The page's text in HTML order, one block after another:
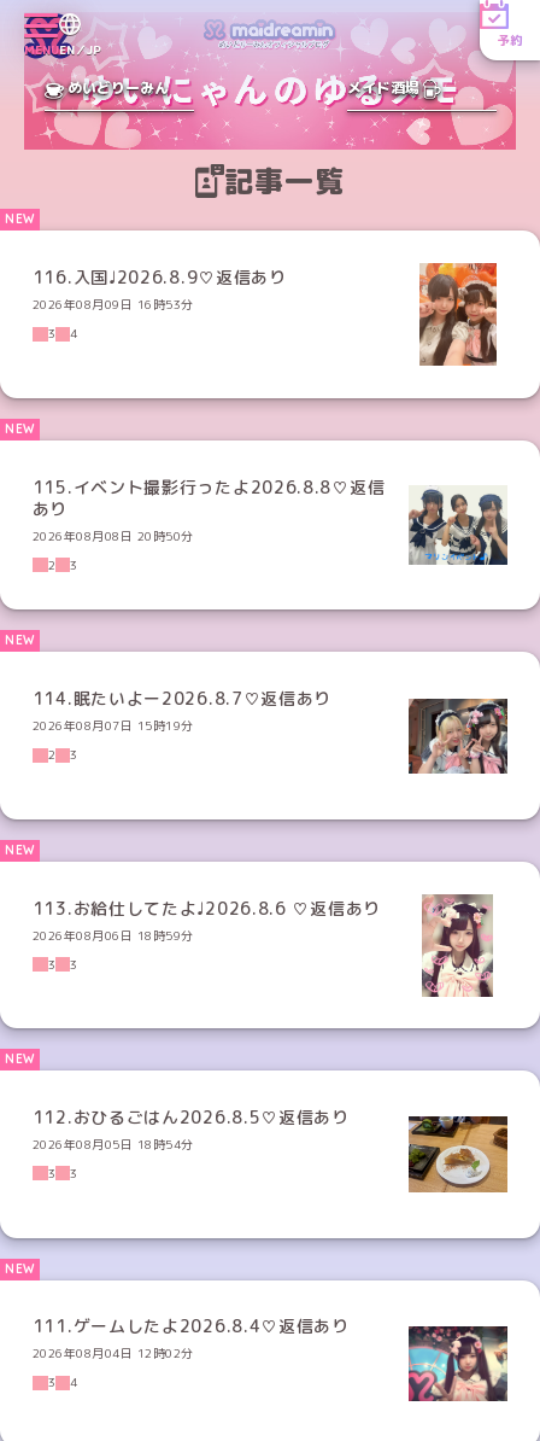
MENUEN／JP
予約
めいどりーみん メイド酒場
記事一覧
116.入国♩2026.8.9♡返信あり
2026年08月09日 16時53分
3
4
115.イベント撮影行ったよ2026.8.8♡返信
あり
2026年08月08日 20時50分
2
3
114.眠たいよー2026.8.7♡返信あり
2026年08月07日 15時19分
2
3
113.お給仕してたよ♩2026.8.6 ♡返信あり
2026年08月06日 18時59分
3
3
112.おひるごはん2026.8.5♡返信あり
2026年08月05日 18時54分
3
3
111.ゲームしたよ2026.8.4♡返信あり
2026年08月04日 12時02分
3
4